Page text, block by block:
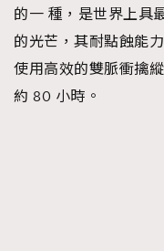
的一 種，是世界上具
的光芒，其耐點蝕能
使用高效的雙脈衝擒
約 80 小時。